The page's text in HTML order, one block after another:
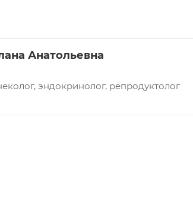
Анатольевна
эндокринолог, репродуктолог